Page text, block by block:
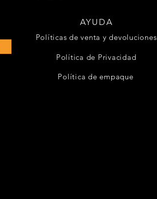
AYUDA
Políticas de venta y devoluciones
Política de Privacidad
Política de empaque